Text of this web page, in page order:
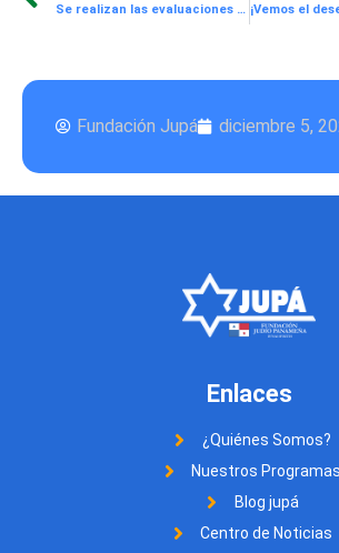
Se realizan las evaluaciones del programa Aprende Divirtiéndote
Fundación Jupá diciembre 5,
Enlaces
¿Quiénes Somos?
Nuestros Programas
Blog jupá
Centro de Noticias